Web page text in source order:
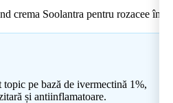
topic pe bază de ivermectină 1%,
și antiinflamatoare.